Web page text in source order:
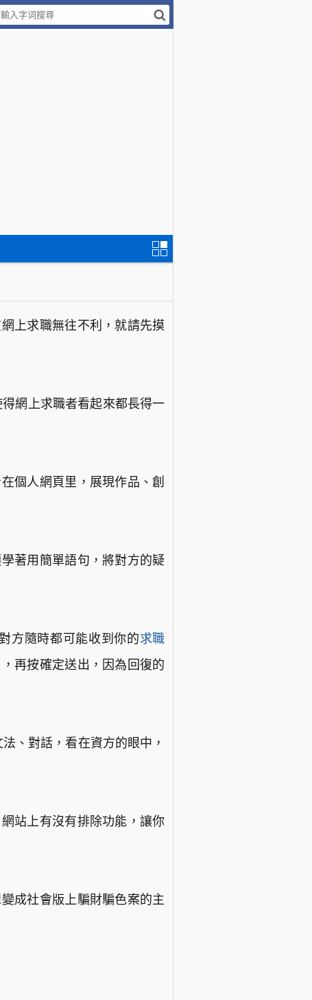
上求職無往不利，就請先摸
網上求職者看起來都長得一
個人網頁里，展現作品、創
著用簡單語句，將對方的疑
方隨時都可能收到你的求職
再按確定送出，因為回復的
、對話，看在資方的眼中，
站上有沒有排除功能，讓你
成社會版上騙財騙色案的主